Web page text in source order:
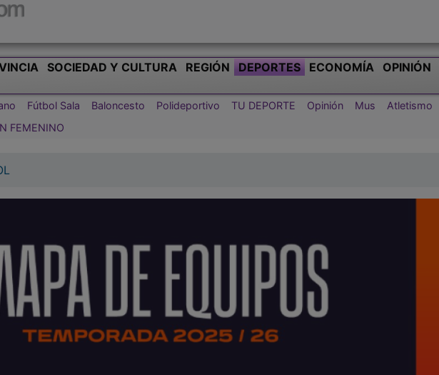
SOCIEDAD Y CULTURA REGIÓN DEPORTES ECONOMÍA OPINIÓN
Fútbol Sala Baloncesto Polideportivo TU DEPORTE Opinión Mus
Atletismo
FEMENINO